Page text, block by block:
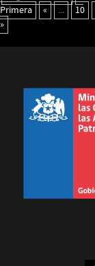
Primera
« ... 10
»